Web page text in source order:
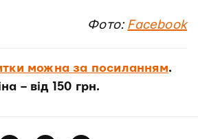
Фото: Facebook
можна за посиланням.
– від 150 грн.